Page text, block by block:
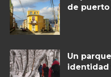
de puerto
Un
identidad